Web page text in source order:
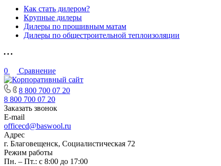
Как стать дилером?
Крупные дилеры
Дилеры по прошивным матам
Дилеры по общестроительной теплоизоляции
0 Сравнение
8 800 700 07 20
8 800 700 07 20
Заказать звонок
E-mail
officecd@baswool.ru
Адрес
г. Благовещенск, Социалистическая 72
Режим работы
Пн. – Пт.: с 8:00 до 17:00